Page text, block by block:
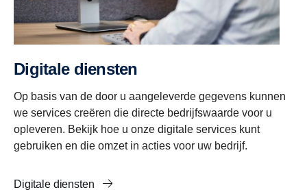
Digitale diensten
Op basis van de door u aangeleverde gegevens kunnen
we services creëren die directe bedrijfswaarde voor u
opleveren. Bekijk hoe u onze digitale services kunt
gebruiken en die omzet in acties voor uw bedrijf.
Digitale diensten